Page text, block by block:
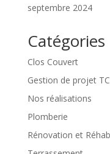
septembre 2024
Catégories
Clos Couvert
Gestion de projet
Nos réalisations
Plomberie
Rénovation et